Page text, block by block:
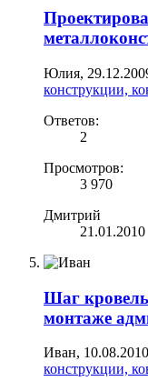
Юлия,
конструкции,
Ответов:
2
Просмотров:
3 970
Дмитрий
21.01.2010
Шаг
монтаже
Иван, 10.08.2010
конструкции,